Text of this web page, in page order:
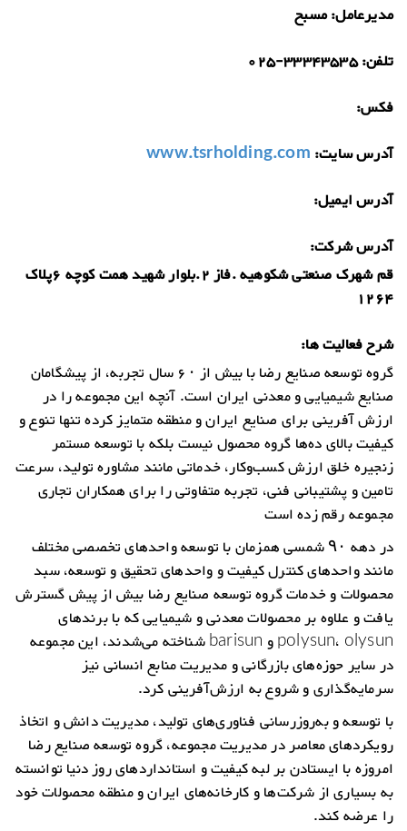
مدیرعامل:مسبح
تلفن:025-33343535
فکس:
آدرس سایت: www.tsrholding.com
آدرس ایمیل:
آدرس شرکت:
قم شهرک صنعتی شکوهیه .فاز 2.بلوار شهید همت کوچه 6پلاک
1264
شرح فعالیت ها:
گروه توسعه صنایع رضا با بیش از ۶۰ سال تجربه، از پیشگامان
صنایع شیمیایی و معدنی ایران است. آنچه این مجموعه را در
ارزش آفرینی برای صنایع ایران و منطقه متمایز کرده تنها تنوع و
کیفیت بالای ده‌ها گروه محصول نیست بلکه با توسعه مستمر
زنجیره خلق ارزش کسب‌وکار، خدماتی مانند مشاوره تولید، سرعت
تامین و پشتیبانی فنی، تجربه متفاوتی را برای همکاران تجاری
مجموعه رقم زده است
در دهه ۹۰ شمسی همزمان با توسعه واحدهای تخصصی مختلف
مانند واحدهای کنترل کیفیت و واحدهای تحقیق و توسعه، سبد
محصولات و خدمات گروه توسعه صنایع رضا بیش از پیش گسترش
یافت و علاوه بر محصولات معدنی و شیمیایی که با برندهای
polysun، olysun و barisun شناخته می‌شدند، این مجموعه
در سایر حوزه‌های بازرگانی و مدیریت منابع انسانی نیز
سرمایه‌گذاری و شروع به ارزش‌آفرینی کرد.
با توسعه و به‌روزرسانی فناوری‌های تولید، مدیریت دانش و اتخاذ
رویکردهای معاصر در مدیریت مجموعه، گروه توسعه صنایع رضا
امروزه با ایستادن بر لبه کیفیت و استانداردهای روز دنیا توانسته
به بسیاری از شرکت‌ها و کارخانه‌های ایران و منطقه محصولات خود
را عرضه کند.